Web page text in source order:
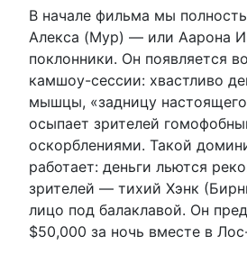
В начале фильма мы
Алекса (Мур) — или Аарона
поклонники. Он появляется
камшоу-сессии: хвастливо
мышцы, «задницу
осыпает зрителей
оскорблениями. Такой
работает: деньги льются
зрителей — тихий Хэнк
лицо под балаклавой. Он
$50,000 за ночь вместе в